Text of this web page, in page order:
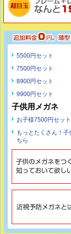
5500円セット
7500円セット
8900円セット
9900円セット
子供用メガネ
お子様7500円セット
もっとたくさん！子
ちら